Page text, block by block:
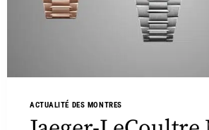
ACTUALITÉ DES MONTRES